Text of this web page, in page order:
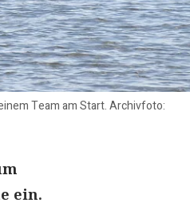
Team am Start. Archivfoto:
ein.